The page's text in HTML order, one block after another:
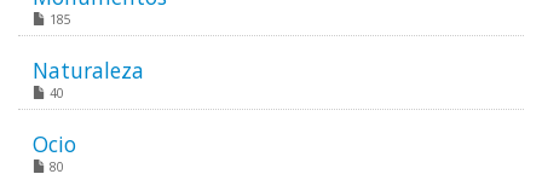
185
Naturaleza
40
Ocio
80